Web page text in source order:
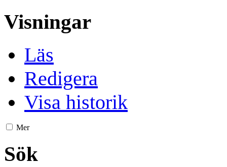
Visningar
Läs
Redigera
Visa historik
Mer
Sök